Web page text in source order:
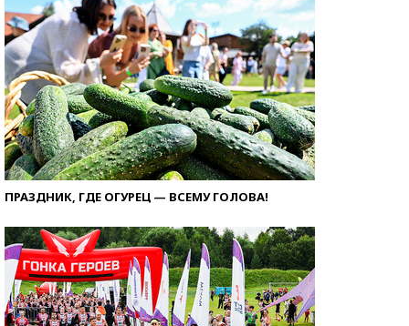
ПРАЗДНИК, ГДЕ ОГУРЕЦ — ВСЕМУ ГОЛОВА!